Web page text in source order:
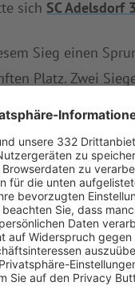
sich SC Adelsdorf 3
Sieg einen
Platz. Zwei
Aisch 2den 13.
Mannschaft zu
3eine
2empfängt